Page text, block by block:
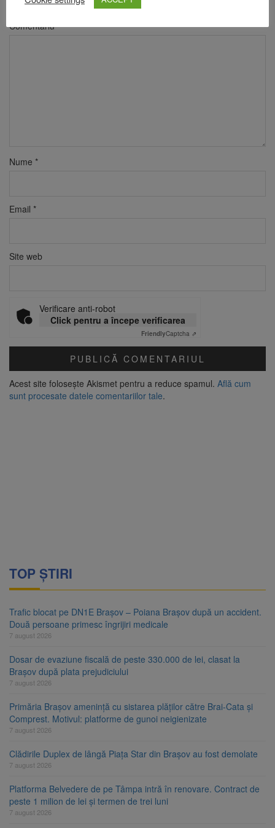
marcate cu*
Comentariu*
Nume *
Email *
Site web
Verificare anti-robot
Click pentru a începe verificarea
FriendlyCaptcha ⇗
Acest site folosește Akismet pentru a reduce spamul. Află cum
sunt procesate datele comentariilor tale.
TOP ȘTIRI
Trafic blocat pe DN1E Brașov – Poiana Brașov după un accident.
Două persoane primesc îngrijiri medicale
7 august 2026
Dosar de evaziune fiscală de peste 330.000 de lei, clasat la
Brașov după plata prejudiciului
7 august 2026
Primăria Brașov amenință cu sistarea plăților către Brai-Cata și
Comprest. Motivul: platforme de gunoi neigienizate
7 august 2026
Clădirile Duplex de lângă Piața Star din Brașov au fost demolate
7 august 2026
Platforma Belvedere de pe Tâmpa intră în renovare. Contract de
peste 1 milion de lei și termen de trei luni
7 august 2026